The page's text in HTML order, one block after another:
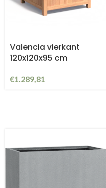
Valencia vierkant
120x120x95 cm
€1.289,81